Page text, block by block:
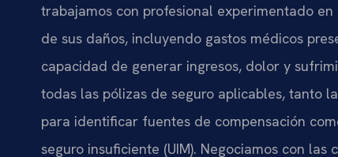
trabajamos con profesional experimentado
de sus daños, incluyendo gastos médicos
capacidad de generar ingresos, dolor y
todas las pólizas de seguro aplicables, tanto
para identificar fuentes de compensación
seguro insuficiente (UIM). Negociamos con